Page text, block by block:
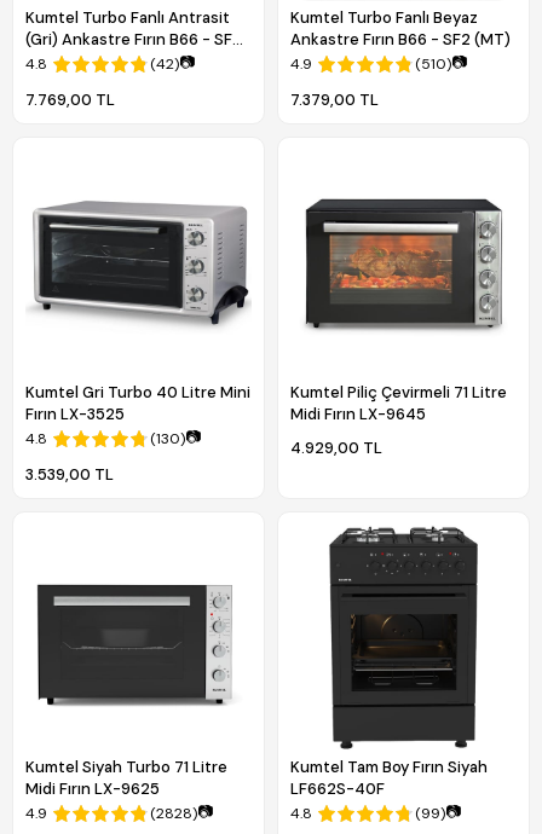
Kumtel Turbo Fanlı Antrasit
(Gri) Ankastre Fırın B66 - SF2 (
4 pro 3 düğ )
4.8 (42)📷
7.769,00 TL
Kumtel Turbo Fanlı Beyaz
Ankastre Fırın B66 - SF2 (MT)
4.9 (510)📷
7.379,00 TL
Kumtel Gri Turbo 40 Litre Mini
Fırın LX-3525
4.8 (130)📷
3.539,00 TL
Kumtel Piliç Çevirmeli 71 Litre
Midi Fırın LX-9645
4.929,00 TL
Kumtel Siyah Turbo 71 Litre
Midi Fırın LX-9625
4.9 (2828)📷
Kumtel Tam Boy Fırın Siyah
LF662S-40F
4.8 (99)📷